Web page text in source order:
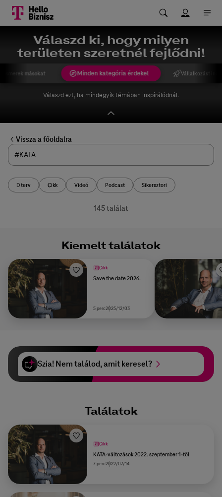
Válaszd ki, hogy milyen
területen szeretnél fejlődni!
Minden kategória érdekel Vállalkozást
másokat
Válaszd ezt, ha mindegyik témában inspirálódnál.
Vissza a főoldalra
D terv Cikk Videó Podcast Sikersztori
145 találat
Kiemelt találatok
Cikk
Save the date 2026.
5 perc2025/12/03
Szia! Nem találod, amit keresel?
Találatok
Cikk
KATA-változások 2022. szeptember 1-től
7 perc2022/07/14